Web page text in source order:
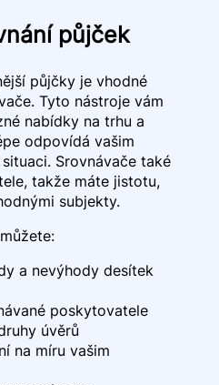
půjček
půjčky je vhodné
Tyto nástroje vám
nabídky na trhu a
odpovídá vašim
Srovnávače také
takže máte jistotu,
subjekty.
a nevýhody desítek
poskytovatele
úvěrů
na míru vašim